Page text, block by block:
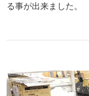
る事が出来ました。